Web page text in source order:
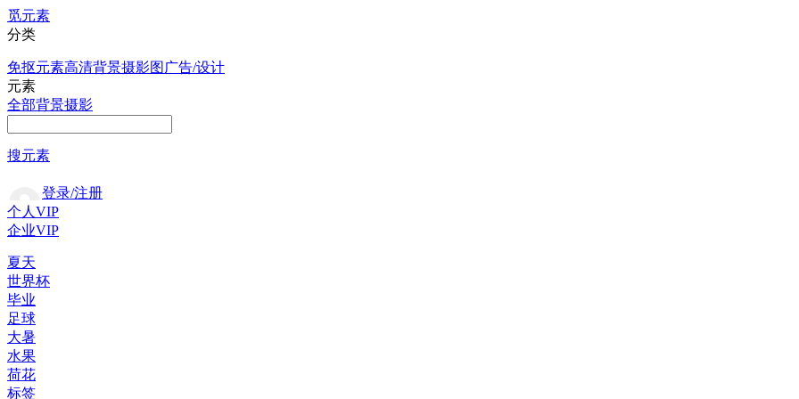
觅元素
分类
免抠元素高清背景摄影图 广告/设计
元素
全部背景摄影
搜元素
登录/注册
个人VIP
企业VIP
夏天
世界杯
毕业
足球
大暑
水果
荷花
标签